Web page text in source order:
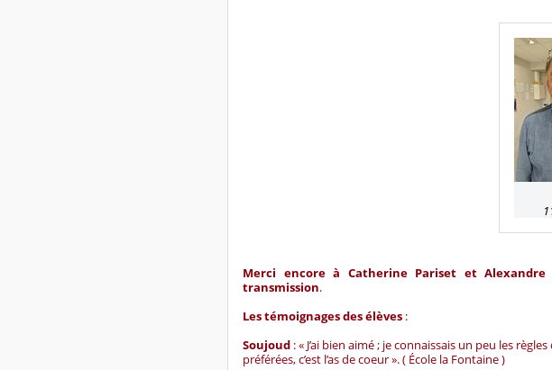
Merci encore à Catherine Pariset et
transmission.
Les témoignages des élèves :
Soujoud : « J’ai bien aimé ; je connaissais un peu les
préférées, c’est l’as de coeur ». ( École la Fontaine )